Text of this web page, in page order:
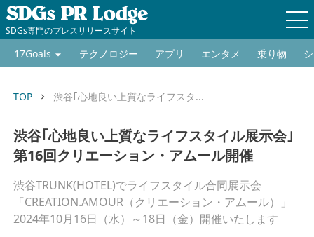
SDGs専門のプレスリリースサイト
17Goals テクノロジー アプリ エンタメ 乗り物
TOP keyboard_arrow_right 渋谷｢心地良い上質なライフスタ...
渋谷｢心地良い上質なライフスタイル展示会｣
第16回クリエーション・アムール開催
渋谷TRUNK(HOTEL)でライフスタイル合同展示会
「CREATION.AMOUR（クリエーション・アムール）」
2024年10月16日（水）～18日（金）開催いたします